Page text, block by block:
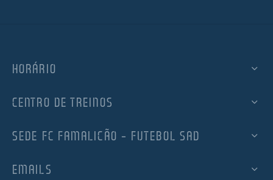
HORÁRIO
CENTRO DE TREINOS
SEDE FC FAMALICÃO – FUTEBOL SAD
EMAILS